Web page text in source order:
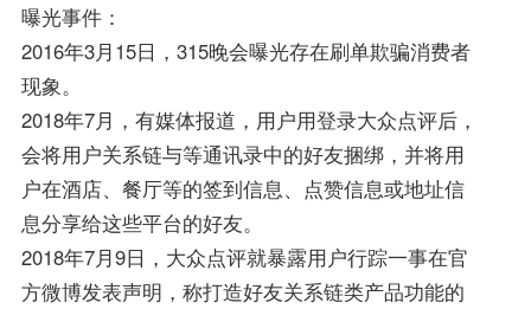
曝光事件：
2016年3月15日，315晚会曝光存在刷单欺骗消费者
现象。
2018年7月，有媒体报道，用户用登录大众点评后，
会将用户关系链与等通讯录中的好友捆绑，并将用
户在酒店、餐厅等的签到信息、点赞信息或地址信
息分享给这些平台的好友。
2018年7月9日，大众点评就暴露用户行踪一事在官
方微博发表声明，称打造好友关系链类产品功能的